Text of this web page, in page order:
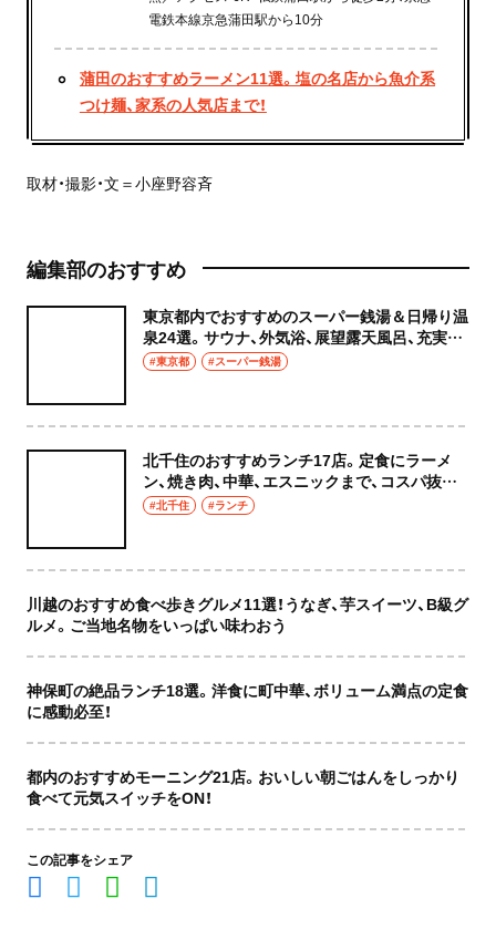
電鉄本線京急蒲田駅から10分
蒲田のおすすめラーメン11選。塩の名店から魚介系
つけ麺、家系の人気店まで！
取材・撮影・文＝小座野容斉
編集部のおすすめ
東京都内でおすすめのスーパー銭湯＆日帰り温
泉24選。サウナ、外気浴、展望露天風呂、充実の
癒やし空間へ
#東京都 #スーパー銭湯
北千住のおすすめランチ17店。定食にラーメ
ン、焼き肉、中華、エスニックまで、コスパ抜群
な店もおしゃれな店も網羅してご紹介！
#北千住 #ランチ
川越のおすすめ食べ歩きグルメ11選！うなぎ、芋スイーツ、B級グ
ルメ。ご当地名物をいっぱい味わおう
神保町の絶品ランチ18選。洋食に町中華、ボリューム満点の定食
に感動必至！
都内のおすすめモーニング21店。おいしい朝ごはんをしっかり
食べて元気スイッチをON！
この記事をシェア